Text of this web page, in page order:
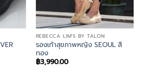
REBECCA LIM'S BY TALON
รองเท้าสุขภาพหญิง SEOUL สี
ทอง
฿3,990.00